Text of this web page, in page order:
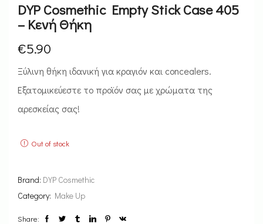
DYP Cosmethic Empty Stick Case 405
– Κενή Θήκη
€5.90
Ξύλινη θήκη ιδανική για κραγιόν και concealers.
Εξατομικεύεστε το προϊόν σας με χρώματα της
αρεσκείας σας!
Out of stock
Brand: DYP Cosmethic
Category: Make Up
Share: